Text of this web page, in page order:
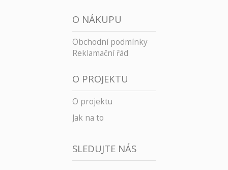
O NÁKUPU
Obchodní podmínky
Reklamační řád
O PROJEKTU
O projektu
Jak na to
SLEDUJTE NÁS